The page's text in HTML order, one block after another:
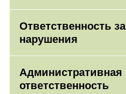
Ответственность за
нарушения
Административная
ответственность